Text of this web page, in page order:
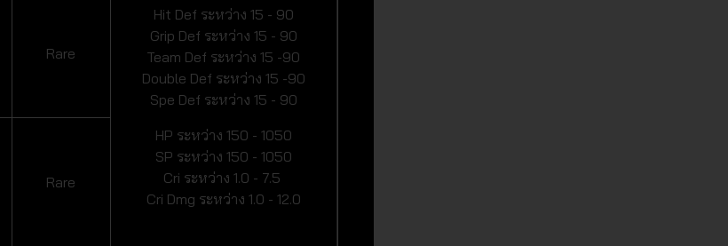
Hit Def ระหว่าง 15 - 90
Grip Def ระหว่าง 15 - 90
Team Def ระหว่าง 15 -90
Double Def ระหว่าง 15 -90
Spe Def ระหว่าง 15 - 90
HP ระหว่าง 150 - 1050
SP ระหว่าง 150 - 1050
Cri ระหว่าง 1.0 - 7.5
Cri Dmg ระหว่าง 1.0 - 12.0
Rare
Rare